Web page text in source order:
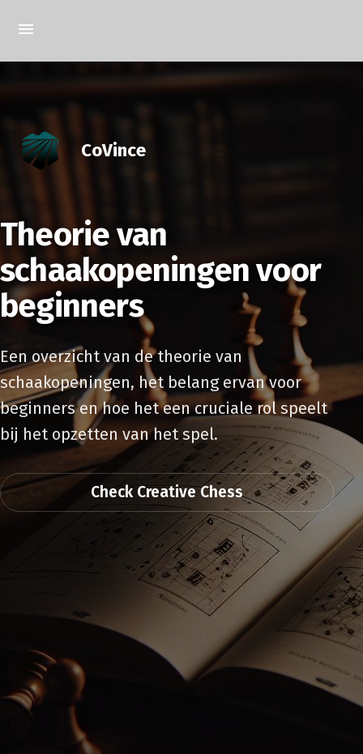
CoVince
Theorie van
schaakopeningen voor
beginners
Een overzicht van de theorie van
schaakopeningen, het belang ervan voor
beginners en hoe het een cruciale rol speelt
bij het opzetten van het spel.
Check Creative Chess